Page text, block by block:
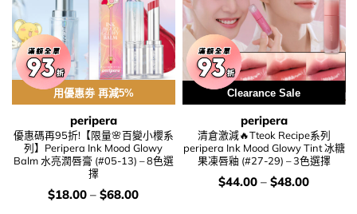
用優惠劵 再減5%
peripera
優惠碼再95折!【限量🌸百變小櫻系
列】Peripera Ink Mood Glowy
Balm 水亮潤唇膏 (#05-13) – 8色選
擇
價
錢：
$18.00 – $68.00
Clearance Sale
peripera
清倉激減🔥Tteok Recipe系列
peripera Ink Mood Glowy Tint 冰糖
果凍唇釉 (#27-29) – 3色選擇
價
錢：
$44.00 – $48.00